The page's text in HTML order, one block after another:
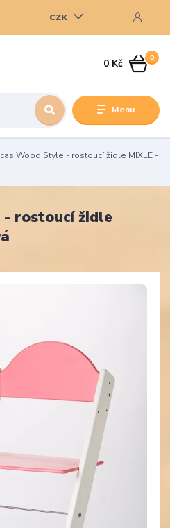
Menu
CZK
0
0 Kč
Wood Style - rostoucí židle MIXLE -
- rostoucí židle